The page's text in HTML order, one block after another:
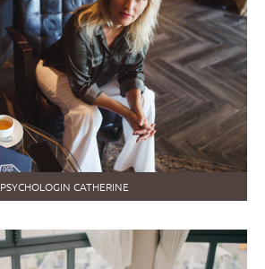
PSYCHOLOGIN CATHERINE